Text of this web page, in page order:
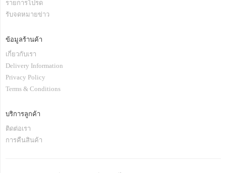
รายการโปรด
รับจดหมายข่าว
ข้อมูลร้านค้า
เกี่ยวกับเรา
Delivery Information
Privacy Policy
Terms & Conditions
บริการลูกค้า
ติดต่อเรา
การคืนสินค้า